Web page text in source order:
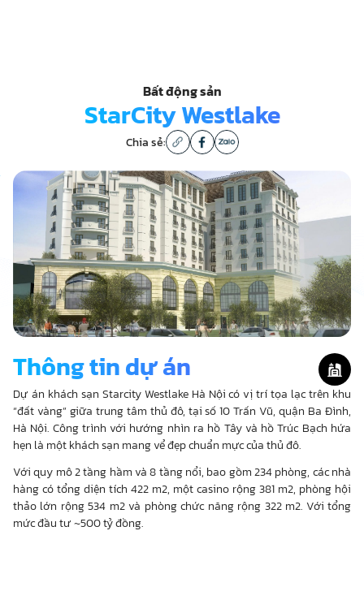
Bất động sản
StarCity Westlake
Chia sẻ:
Thông tin dự án
Dự án khách sạn Starcity Westlake Hà Nội có vị trí tọa lạc trên khu
“đất vàng” giữa trung tâm thủ đô, tại số 10 Trấn Vũ, quận Ba Đình,
Hà Nội. Công trình với hướng nhìn ra hồ Tây và hồ Trúc Bạch hứa
hẹn là một khách sạn mang vể đẹp chuẩn mực của thủ đô.
Với quy mô 2 tầng hầm và 8 tầng nổi, bao gồm 234 phòng, các nhà
hàng có tổng diện tích 422 m2, một casino rộng 381 m2, phòng hội
thảo lớn rộng 534 m2 và phòng chức năng rộng 322 m2. Với tổng
mức đầu tư ~500 tỷ đồng.